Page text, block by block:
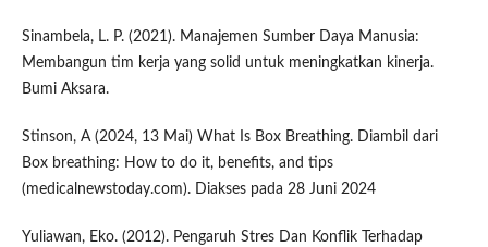
Sinambela, L. P. (2021). Manajemen Sumber Daya Manusia:
Membangun tim kerja yang solid untuk meningkatkan kinerja.
Bumi Aksara.
Stinson, A (2024, 13 Mai) What Is Box Breathing. Diambil dari
Box breathing: How to do it, benefits, and tips
(medicalnewstoday.com). Diakses pada 28 Juni 2024
Yuliawan, Eko. (2012). Pengaruh Stres Dan Konflik Terhadap